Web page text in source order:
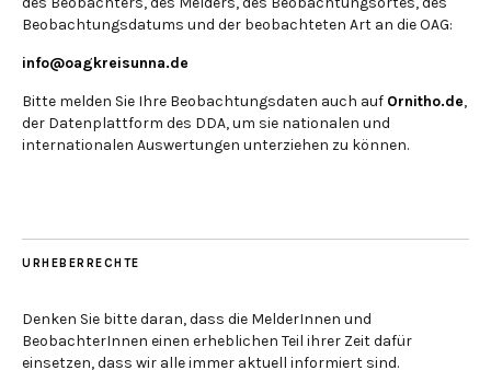
Beobachtungsdatums und der beobachteten Art an die OAG:
info@oagkreisunna.de
Bitte melden Sie Ihre Beobachtungsdaten auch auf Ornitho.de,
der Datenplattform des DDA, um sie nationalen und
internationalen Auswertungen unterziehen zu können.
URHEBERRECHTE
Denken Sie bitte daran, dass die MelderInnen und
BeobachterInnen einen erheblichen Teil ihrer Zeit dafür
einsetzen, dass wir alle immer aktuell informiert sind.